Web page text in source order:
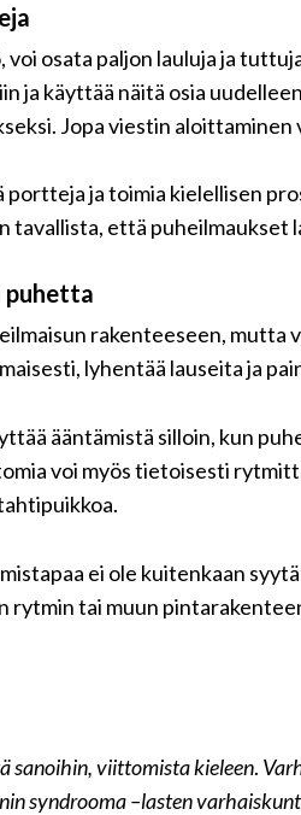
voi osata paljon lauluja ja
ja käyttää näitä osia
Jopa viestin aloittaminen
ja toimia kielellisen
tavallista, että
rakenteeseen, mutta
lyhentää lauseita ja
ääntämistä silloin, kun
voi myös tietoisesti
ei ole kuitenkaan
rytmin tai muun
sanoihin, viittomista kieleen.
syndrooma –lasten